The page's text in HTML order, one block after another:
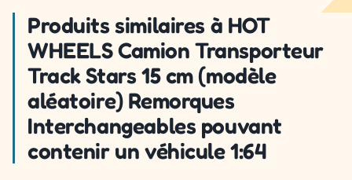
Produits similaires à HOT
WHEELS Camion Transporteur
Track Stars 15 cm (modèle
aléatoire) Remorques
Interchangeables pouvant
contenir un véhicule 1:64